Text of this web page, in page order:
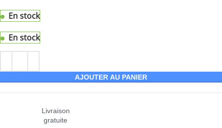
En stock
En stock
AJOUTER AU PANIER
Livraison
gratuite